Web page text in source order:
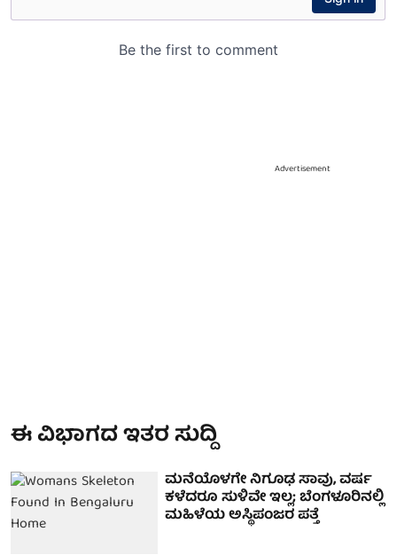
Advertisement
ಈ ವಿಭಾಗದ ಇತರ ಸುದ್ದಿ
ಮನೆಯೊಳಗೇ ನಿಗೂಢ ಸಾವು, ವರ್ಷ
ಕಳೆದರೂ ಸುಳಿವೇ ಇಲ್ಲ; ಬೆಂಗಳೂರಿನಲ್ಲಿ
ಮಹಿಳೆಯ ಅಸ್ಥಿಪಂಜರ ಪತ್ತೆ